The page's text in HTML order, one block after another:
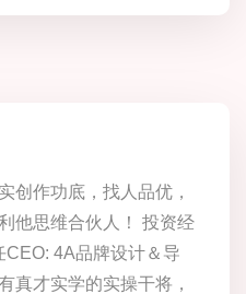
创作功底，找人品优，
他思维合伙人！ 投资经
CEO: 4A品牌设计＆导
真才实学的实操干将，